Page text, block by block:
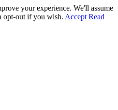
your experience. We'll assume
opt-out if you wish. Accept Read